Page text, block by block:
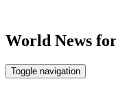
World News
Toggle navigation